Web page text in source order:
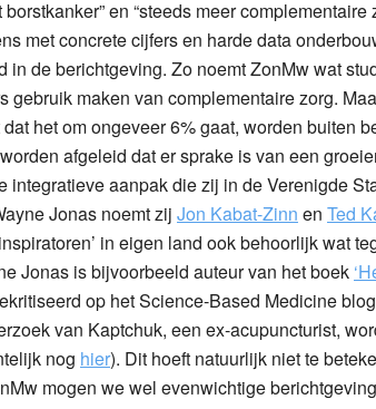
en “steeds meer
met concrete cijfers en harde data
in de berichtgeving. Zo noemt ZonMw wat
gebruik maken van complementaire zorg.
het om ongeveer 6% gaat, worden buiten
afgeleid dat er sprake is van een
integratieve aanpak die zij in de Verenigde
Jonas noemt zij Jon Kabat-Zinn en Ted
in eigen land ook behoorlijk wat
Jonas is bijvoorbeeld auteur van het boek ‘
op het Science-Based Medicine
van Kaptchuk, een ex-acupuncturist,
nog hier). Dit hoeft natuurlijk niet te
mogen we wel evenwichtige